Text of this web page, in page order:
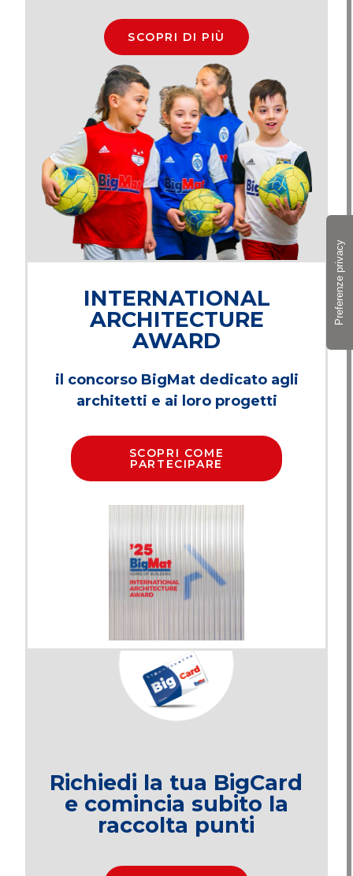
SCOPRI DI PIÙ
INTERNATIONAL
ARCHITECTURE
AWARD
il concorso BigMat dedicato agli
architetti e ai loro progetti
SCOPRI COME
PARTECIPARE
Richiedi la tua BigCard
e comincia subito la
raccolta punti